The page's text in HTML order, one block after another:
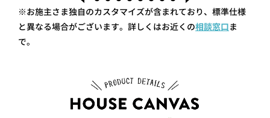
※お施主さま独自のカスタマイズが含まれており、標準仕様
と異なる場合がございます。詳しくはお近くの相談窓口ま
で。